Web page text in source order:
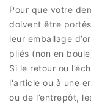
Pour que votre
doivent être
leur emballage
pliés (non en
Si le retour ou
l'article ou à une
ou de l’entrepôt,